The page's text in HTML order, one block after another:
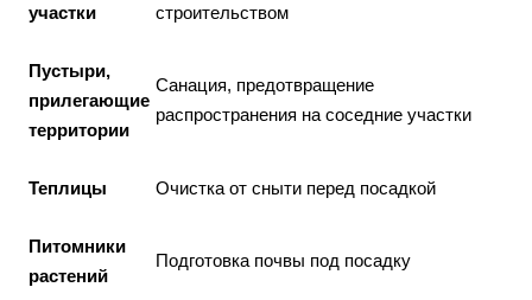
участки
строительством
Пустыри,
прилегающие
территории
Санация, предотвращение
распространения на соседние участки
Теплицы Очистка от сныти перед посадкой
Питомники
растений
Подготовка почвы под посадку